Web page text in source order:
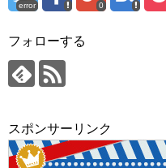
error 0
フォローする
スポンサーリンク